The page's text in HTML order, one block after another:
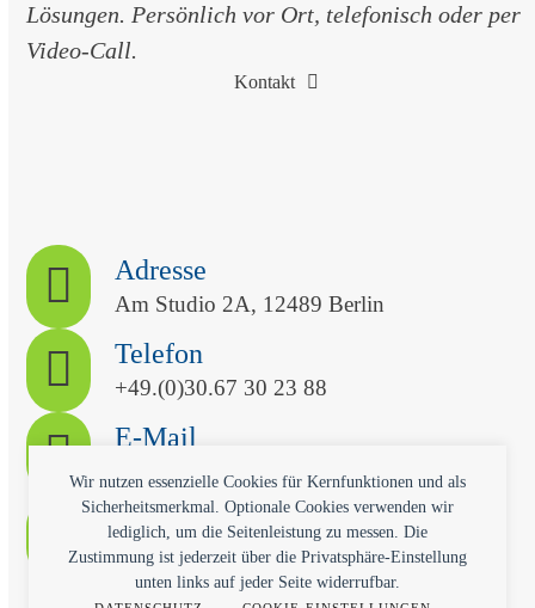
Wir nutzen essenzielle Cookies für Kernfunktionen und als
Sicherheitsmerkmal. Optionale Cookies verwenden wir
lediglich, um die Seitenleistung zu messen. Die
Zustimmung ist jederzeit über die Privatsphäre-Einstellung
unten links auf jeder Seite widerrufbar.
Lösungen. Persönlich vor Ort, telefonisch oder per
Video-Call.
Kontakt
Adresse
Am Studio 2A, 12489 Berlin
Telefon
+49.(0)30.67 30 23 88
E-Mail
kontakt@qvitech.com
Termin
Kostenlose Erstberatung